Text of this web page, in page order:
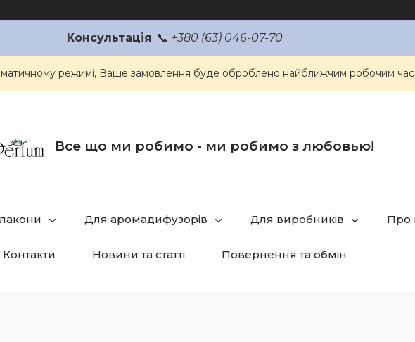
Консультація: 📞 +380 (63) 046-07-70
режимі, Ваше замовлення буде оброблено найближчим робочим
Все що ми робимо - ми робимо з любовью!
Для аромадифузорів Для виробників Про
Контакти Новини та статті Повернення та обмін